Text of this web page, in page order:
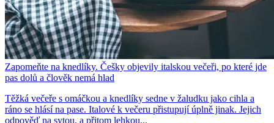
Zapomeňte na knedlíky. Češky objevily italskou večeři, po které jde
pas dolů a člověk nemá hlad
Těžká večeře s omáčkou a knedlíky sedne v žaludku jako cihla a
ráno se hlásí na pase. Italové k večeru přistupují úplně jinak. Jejich
odpověď na sytou, a přitom lehkou...